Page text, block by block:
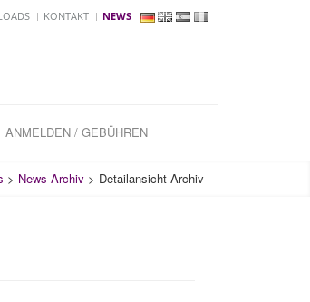
KONTAKT NEWS
ANMELDEN / GEBÜHREN
> News-Archiv > Detailansicht-Archiv